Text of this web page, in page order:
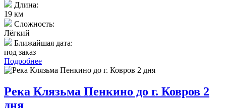
Длина:
19 км
Сложность:
Лёгкий
Ближайшая дата:
под заказ
Подробнее
Река Клязьма Пенкино до г. Ковров 2
дня